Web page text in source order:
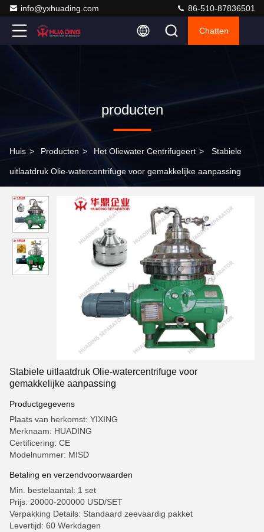
info@yxhuading.com 86-510-87836501
Chatten
producten
Huis > Producten > Het Oliewater Centrifugeert > Stabiele
uitlaatdruk Olie-watercentrifuge voor gemakkelijke aanpassing
Stabiele uitlaatdruk Olie-watercentrifuge voor
gemakkelijke aanpassing
Productgegevens
Plaats van herkomst: YIXING
Merknaam: HUADING
Certificering: CE
Modelnummer: MISD
Betaling en verzendvoorwaarden
Min. bestelaantal: 1 set
Prijs: 20000-200000 USD/SET
Verpakking Details: Standaard zeevaardig pakket
Levertijd: 60 Werkdagen